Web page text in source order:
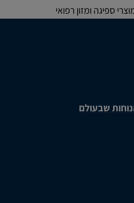
ספיגה ומזון רפואי
שבעולם